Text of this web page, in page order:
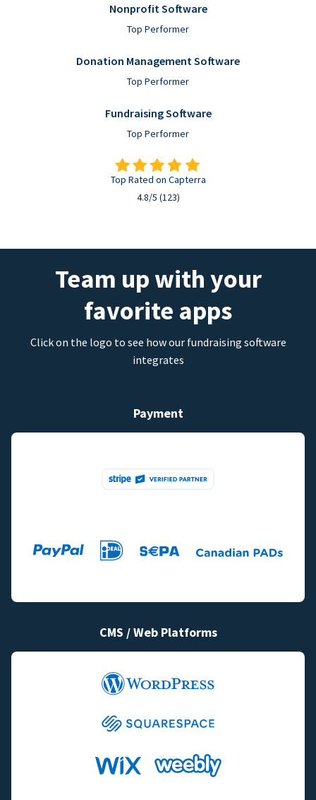
Nonprofit Software
Top Performer
Donation Management Software
Top Performer
Fundraising Software
Top Performer
Top Rated on Capterra
4.8/5 (123)
Team up with your
favorite apps
Click on the logo to see how our fundraising software
integrates
Payment
CMS / Web Platforms